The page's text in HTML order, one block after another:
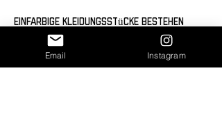
Einfarbige Kleidungsstücke bestehen
aus 50% Polyester, 25% gekämmter,
ringgesponnener Baumwolle und 25%
Kunstseide.
Email Instagram